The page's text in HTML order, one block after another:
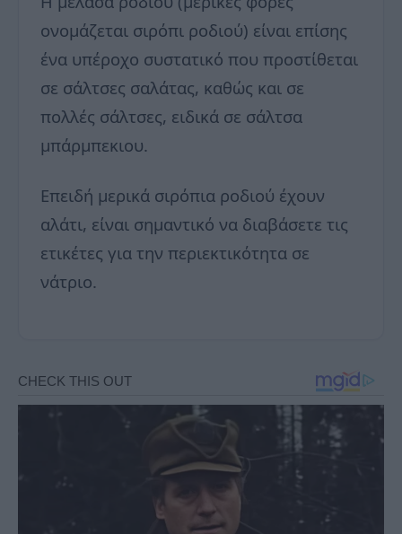
ονομάζεται σιρόπι ροδιού) είναι επίσης
ένα υπέροχο συστατικό που προστίθεται
σε σάλτσες σαλάτας, καθώς και σε
πολλές σάλτσες, ειδικά σε σάλτσα
μπάρμπεκιου.
Επειδή μερικά σιρόπια ροδιού έχουν
αλάτι, είναι σημαντικό να διαβάσετε τις
ετικέτες για την περιεκτικότητα σε
νάτριο.